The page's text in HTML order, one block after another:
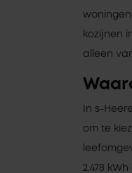
kozijnen
alleen
In s-
om te
2.478